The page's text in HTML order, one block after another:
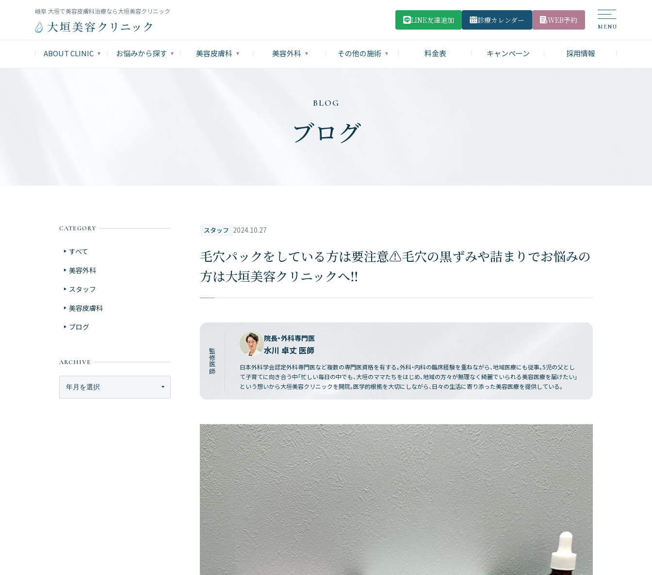
岐阜 大垣で美容皮膚科治療なら大垣美容クリニック
LINE友達追加 診療カレンダー WEB予約
ABOUT CLINIC お悩みから探す 美容皮膚科 美容外科 その他の施術 料金表 キャンペーン 採用情報
BLOG
ブログ
スタッフ 2024.10.27
毛穴パックをしている方は要注意⚠️毛穴の黒ずみや詰まりでお悩みの
方は大垣美容クリニックへ‼️
監修医師
院長・外科専門医
水川 卓丈 医師
日本外科学会認定外科専門医など複数の専門医資格を有する。外科・内科の臨床経験を重ねながら、地域医療にも従事。5児の父とし
て子育てに向き合う中「忙しい毎日の中でも、大垣のママたちをはじめ、地域の方々が無理なく綺麗でいられる美容医療を届けたい」
という想いから大垣美容クリニックを開院。医学的根拠を大切にしながら、日々の生活に寄り添った美容医療を提供している。
CATEGORY
すべて
美容外科
スタッフ
美容皮膚科
ブログ
ARCHIVE